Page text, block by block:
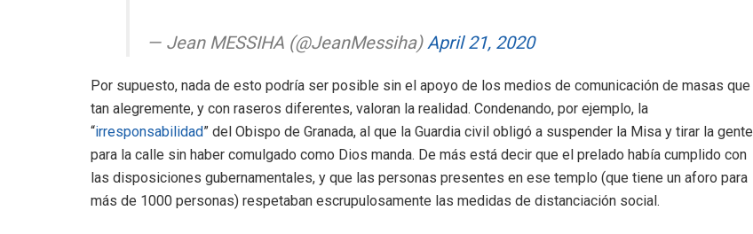
— Jean MESSIHA (@JeanMessiha)April 21, 2020
Por supuesto, nada de esto podría ser posible sin el apoyo de los medios de comunicación de masas que
tan alegremente, y con raseros diferentes, valoran la realidad. Condenando, por ejemplo, la
“irresponsabilidad” del Obispo de Granada, al que la Guardia civil obligó a suspender la Misa y tirar la gente
para la calle sin haber comulgado como Dios manda. De más está decir que el prelado había cumplido con
las disposiciones gubernamentales, y que las personas presentes en ese templo (que tiene un aforo para
más de 1000 personas) respetaban escrupulosamente las medidas de distanciación social.